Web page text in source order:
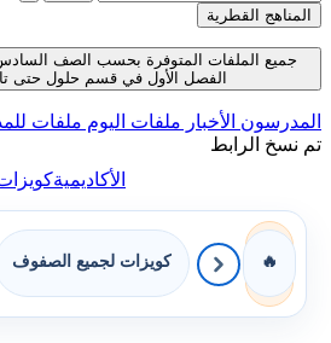
المناهج القطرية
جميع الملفات المتوفرة بحسب الصف
الفصل الأول في قسم حلول حتى تاريخ 07-
المدرسون الأخبار ملفات اليوم ملفات
تم نسخ الرابط
الأكاديمية
🔥 كويزات لجميع الصفوف